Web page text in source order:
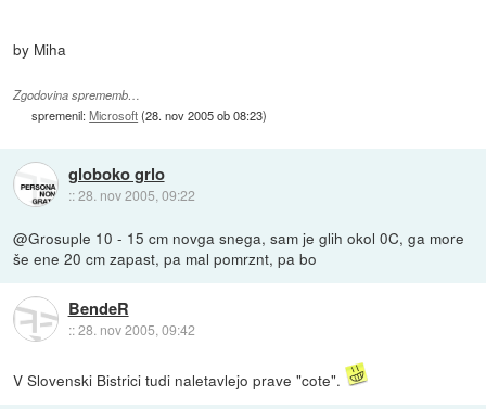
by Miha
Zgodovina sprememb…
spremenil:Microsoft(28. nov 2005 ob 08:23)
globoko grlo
::28. nov 2005, 09:22
@Grosuple 10 - 15 cm novga snega, sam je glih okol 0C, ga more
še ene 20 cm zapast, pa mal pomrznt, pa bo
BendeR
::28. nov 2005, 09:42
V Slovenski Bistrici tudi naletavlejo prave "cote".